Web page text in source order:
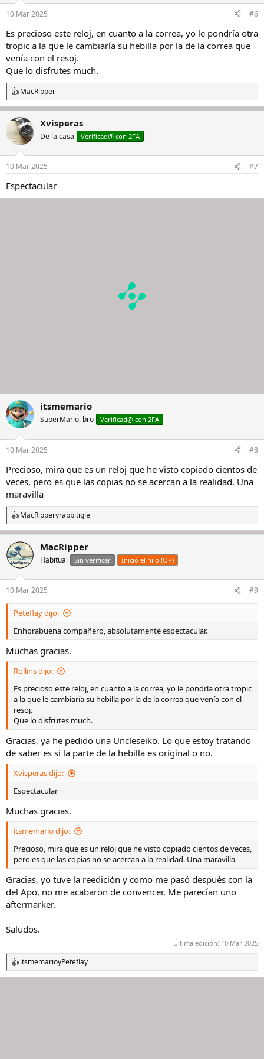
e
:
10 Mar 2025 #6
Es precioso este reloj, en cuanto a la correa, yo le pondría otra
tropic a la que le cambiaría su hebilla por la de la correa que
venía con el resoj.
Que lo disfrutes much.
R
e
a
c
c
i
n
e
:
MacRipper
Xvisperas
De la casa Verificad@ con 2FA
10 Mar 2025 #7
Espectacular
itsmemario
SuperMario, bro Verificad@ con 2FA
10 Mar 2025 #8
Precioso, mira que es un reloj que he visto copiado cientos de
veces, pero es que las copias no se acercan a la realidad. Una
maravilla
R
e
a
c
c
i
n
e
s
MacRipperyrabbitigle
MacRipper
Habitual Sin verificar Inició el hilo (OP)
10 Mar 2025 #9
Peteflay dijo:
Enhorabuena compañero, absolutamente espectacular.
Muchas gracias.
Rollins dijo:
Es precioso este reloj, en cuanto a la correa, yo le pondría otra tropic
a la que le cambiaría su hebilla por la de la correa que venía con el
resoj.
Que lo disfrutes much.
Gracias, ya he pedido una Uncleseiko. Lo que estoy tratando
de saber es si la parte de la hebilla es original o no.
Xvisperas dijo:
Espectacular
Muchas gracias.
itsmemario dijo:
Precioso, mira que es un reloj que he visto copiado cientos de veces,
pero es que las copias no se acercan a la realidad. Una maravilla
Gracias, yo tuve la reedición y como me pasó después con la
del Apo, no me acabaron de convencer. Me parecían uno
aftermarker.
Saludos.
Última edición: 10 Mar 2025
R
e
itsmemarioyPeteflay